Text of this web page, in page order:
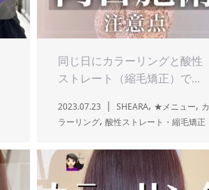
同じ日にカラーリングと酸性
ストレート（縮毛矯正）で...
2023.07.23 SHEARA, ★メニュー, カ
ラーリング, 酸性ストレート・縮毛矯正